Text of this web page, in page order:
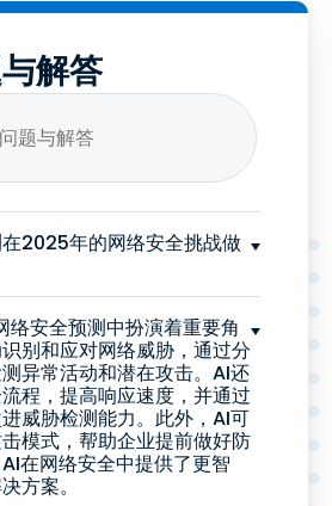
解答
2025年的网络安全挑战做
安全预测中扮演着重要角
别和应对网络威胁，通过分
异常活动和潜在攻击。AI还
程，提高响应速度，并通过
威胁检测能力。此外，AI可
模式，帮助企业提前做好防
在网络安全中提供了更智
方案。